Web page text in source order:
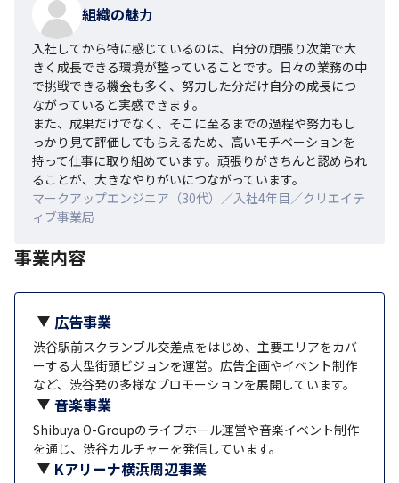
組織の魅力
入社してから特に感じているのは、自分の頑張り次第で大
きく成長できる環境が整っていることです。日々の業務の中
で挑戦できる機会も多く、努力した分だけ自分の成長につ
ながっていると実感できます。
また、成果だけでなく、そこに至るまでの過程や努力もし
っかり見て評価してもらえるため、高いモチベーションを
持って仕事に取り組めています。頑張りがきちんと認められ
ることが、大きなやりがいにつながっています。
マークアップエンジニア（30代）／入社4年目／クリエイテ
ィブ事業局
事業内容
広告事業
渋谷駅前スクランブル交差点をはじめ、主要エリアをカバ
ーする大型街頭ビジョンを運営。広告企画やイベント制作
など、渋谷発の多様なプロモーションを展開しています。
音楽事業
Shibuya O-Groupのライブホール運営や音楽イベント制作
を通じ、渋谷カルチャーを発信しています。
Kアリーナ横浜周辺事業